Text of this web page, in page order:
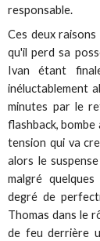
responsable.
Ces deux
qu'il perd sa
Ivan étant
inéluctablement
minutes par le
flashback,
tension qui va
alors le
malgré
degré de
Thomas dans le
de feu derrière